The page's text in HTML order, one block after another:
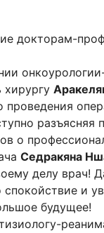
докторам-
разъясняя
о
Седракяна
делу врач!
и
будущее!